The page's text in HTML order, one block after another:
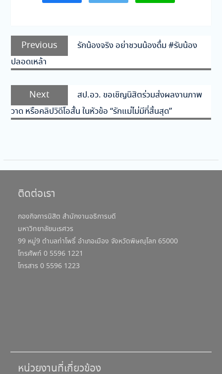
แนะแนว
เรื่อง
Previous
Previous
post:
รักน้องจริง อย่าชวนน้องดื่ม #รับน้อง
ปลอดเหล้า
Next
Next
post:
สป.อว. ขอเชิญนิสิตร่วมส่งผลงานภาพ
วาด หรือคลิปวิดีโอสั้น ในหัวข้อ “รักแม่ไม่มีที่สิ้นสุด”
ติดต่อเรา
กองกิจการนิสิต สำนักงานอธิการบดี
มหาวิทยาลัยนเรศวร
99 หมู่9 ตำบลท่าโพธิ์ อำเภอเมือง จังหวัดพิษณุโลก 65000
โทรศัพท์ 0 5596 1221
โทรสาร 0 5596 1223
หน่วยงานที่เกี่ยวข้อง